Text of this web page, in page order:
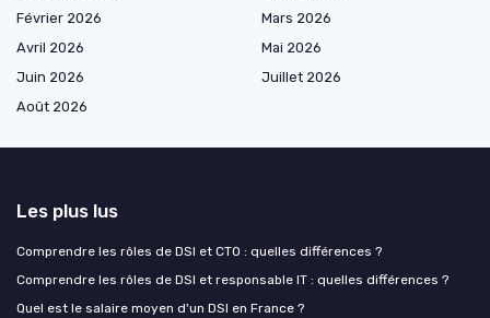
Février 2026
Mars 2026
Avril 2026
Mai 2026
Juin 2026
Juillet 2026
Août 2026
Les plus lus
Comprendre les rôles de DSI et CTO : quelles différences ?
Comprendre les rôles de DSI et responsable IT : quelles différences ?
Quel est le salaire moyen d'un DSI en France ?